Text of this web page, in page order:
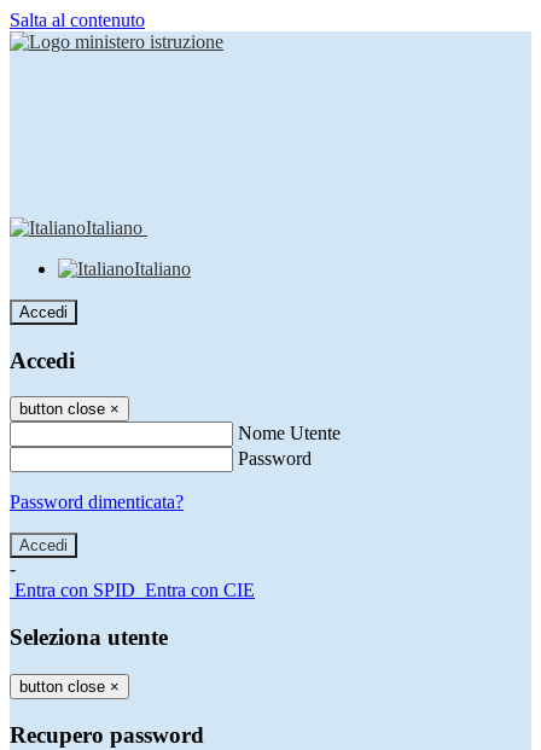
Salta al contenuto
Italiano
Italiano
Accedi
Accedi
button close ×
Nome Utente
Password
Password dimenticata?
-
Entra con SPID Entra con CIE
Seleziona utente
button close ×
Recupero password